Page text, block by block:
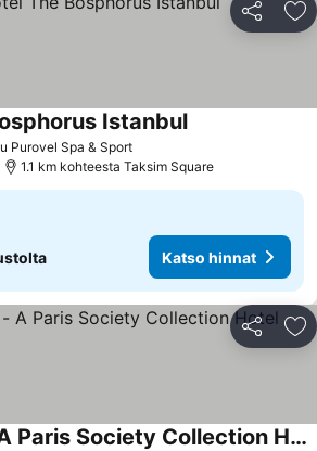
Jaa
Purovel Spa & Sport
Istanbul
1.1 km kohteesta Taksim Square
Katso hinnat
Jaa
Aliée Istanbul - A Paris Society Collection Hotel